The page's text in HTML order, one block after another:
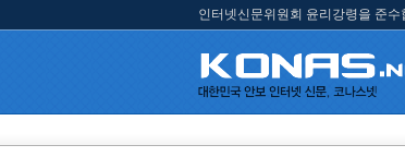
인터넷신문위원회 윤리강령을 준수